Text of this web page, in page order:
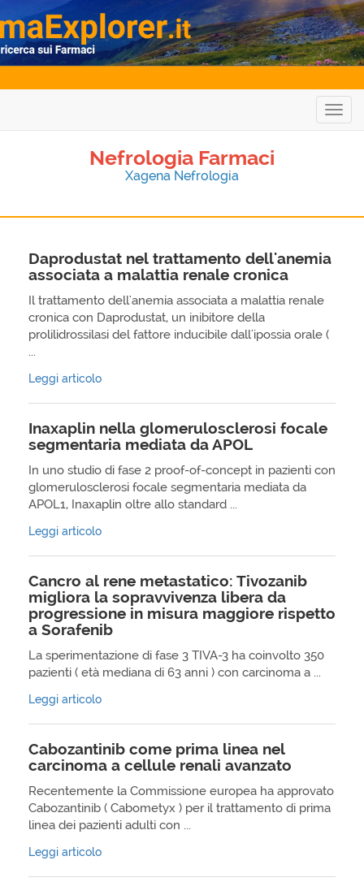
Nefrologia Farmaci
Xagena Nefrologia
Daprodustat nel trattamento dell'anemia
associata a malattia renale cronica
Il trattamento dell'anemia associata a malattia renale
cronica con Daprodustat, un inibitore della
prolilidrossilasi del fattore inducibile dall'ipossia orale (
...
Leggi articolo
Inaxaplin nella glomerulosclerosi focale
segmentaria mediata da APOL
In uno studio di fase 2 proof-of-concept in pazienti con
glomerulosclerosi focale segmentaria mediata da
APOL1, Inaxaplin oltre allo standard ...
Leggi articolo
Cancro al rene metastatico: Tivozanib
migliora la sopravvivenza libera da
progressione in misura maggiore rispetto
a Sorafenib
La sperimentazione di fase 3 TIVA-3 ha coinvolto 350
pazienti ( età mediana di 63 anni ) con carcinoma a ...
Leggi articolo
Cabozantinib come prima linea nel
carcinoma a cellule renali avanzato
Recentemente la Commissione europea ha approvato
Cabozantinib ( Cabometyx ) per il trattamento di prima
linea dei pazienti adulti con ...
Leggi articolo